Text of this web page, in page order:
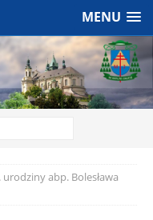
MENU
urodziny abp. Bolesława